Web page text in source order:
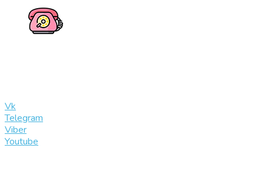
Vk
Telegram
Viber
Youtube